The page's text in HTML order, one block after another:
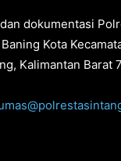
dokumentasi
Kota
Kalimantan Barat